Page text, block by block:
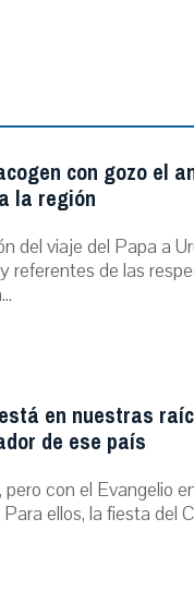
con gozo el
la región
del viaje del Papa a
referentes de las
en nuestras
de ese país
pero con el Evangelio
ellos, la fiesta del